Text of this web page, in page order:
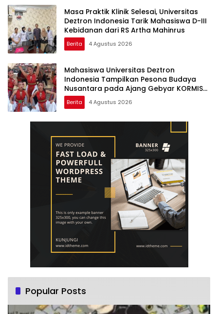
Masa Praktik Klinik Selesai, Universitas
Deztron Indonesia Tarik Mahasiswa D-III
Kebidanan dari RS Artha Mahinrus
Berita 4 Agustus 2026
Mahasiswa Universitas Deztron
Indonesia Tampilkan Pesona Budaya
Nusantara pada Ajang Gebyar KORMISU
Road to FORPROVSU 2026
Berita 4 Agustus 2026
Popular Posts